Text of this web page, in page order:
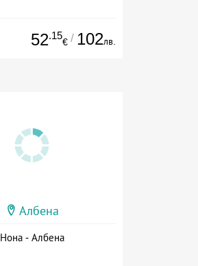
52.15
€ / 102лв.
Албена
Нона - Албена